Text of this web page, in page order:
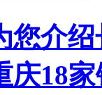
您介
庆18